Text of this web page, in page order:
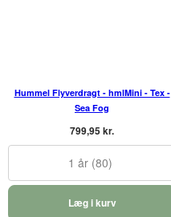
Hummel Flyverdragt - hmlMini - Tex -
Sea Fog
799,95 kr.
1 år (80)
Læg i kurv